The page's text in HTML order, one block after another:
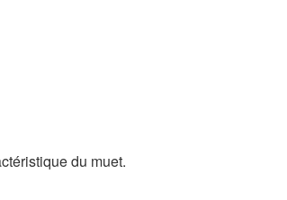
du muet.